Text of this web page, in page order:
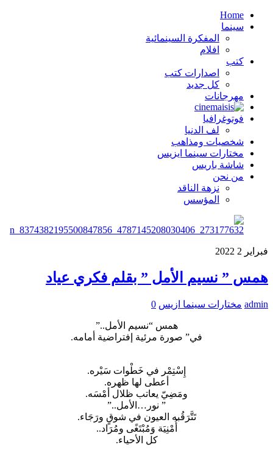
Home
سينما
المفكرة السينمائية
افلام
كتب
اصدارات كتب
كل جديد
مهرجانات
فوتوغرافيا
لف الدنيا
شخصيات ومذاهب
مختارات سينما ايزيس
شاشة باريس
من نحن
نزهة الناقد
المؤسس
فبراير 2
2022
همس ” نسيم الأمل ” بقلم فكري عياد
admin مختارات سينما ازيس 0
همس “نسيم الأمل..”
في” صورة مرئية إفتراضية أمامه.
إِسْتِمْر في خَطْوات سَيْره.
أعطى لها ظهره.
ومَضِيّ يعاتب ظلال أمْسَه.
” نور…الأمل..”
تَتَّرَقُبه العيون في شوقٍ ورَجَاء.
أُمْنِيَة وَمُبْتَغًى ومُرَاد..
كل الأحياء.